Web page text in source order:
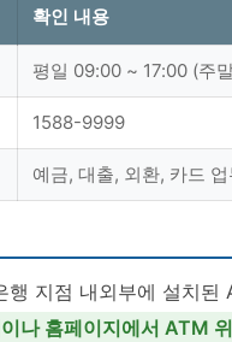
확인 내용
평일 09:00 ~ 17:00 (주
1588-9999
예금, 대출, 외환, 카드
행 지점 내외부에 설치
나 홈페이지에서 ATM